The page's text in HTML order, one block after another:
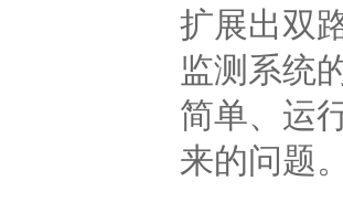
扩展出双
监测系统
简单、运
来的问题